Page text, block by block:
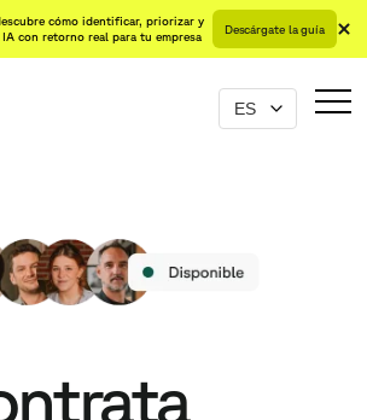
cómo identificar, priorizar y
con retorno real para tu empresa
Descárgate la guía